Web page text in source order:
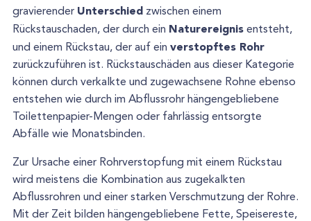
gravierender Unterschied zwischen einem
Rückstauschaden, der durch ein Naturereignis entsteht,
und einem Rückstau, der auf ein verstopftes Rohr
zurückzuführen ist. Rückstauschäden aus dieser Kategorie
können durch verkalkte und zugewachsene Rohne ebenso
entstehen wie durch im Abflussrohr hängengebliebene
Toilettenpapier-Mengen oder fahrlässig entsorgte
Abfälle wie Monatsbinden.
Zur Ursache einer Rohrverstopfung mit einem Rückstau
wird meistens die Kombination aus zugekalkten
Abflussrohren und einer starken Verschmutzung der Rohre.
Mit der Zeit bilden hängengebliebene Fette, Speisereste,